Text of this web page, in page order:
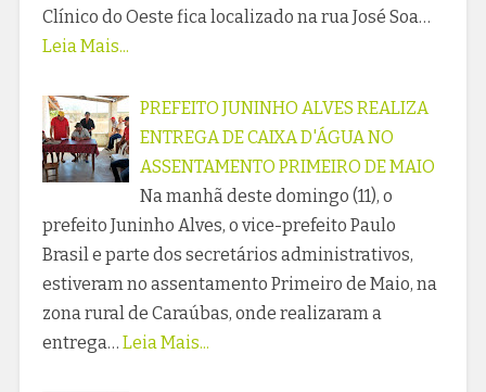
Clínico do Oeste fica localizado na rua José Soa…
Leia Mais...
PREFEITO JUNINHO ALVES REALIZA
ENTREGA DE CAIXA D'ÁGUA NO
ASSENTAMENTO PRIMEIRO DE MAIO
Na manhã deste domingo (11), o
prefeito Juninho Alves, o vice-prefeito Paulo
Brasil e parte dos secretários administrativos,
estiveram no assentamento Primeiro de Maio, na
zona rural de Caraúbas, onde realizaram a
entrega… Leia Mais...